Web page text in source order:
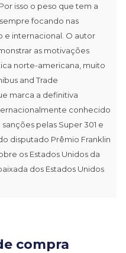
isso o peso que tem a
focando nas
e internacional. O autor
as motivações
norte-americana, muito
and Trade
marca a definitiva
conhecido
pelas Super 301 e
disputado Prêmio Franklin
os Estados Unidos da
dos Estados Unidos
compra